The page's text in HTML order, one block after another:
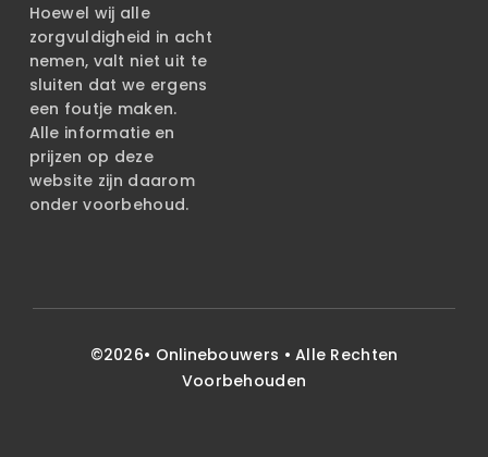
Hoewel wij alle
zorgvuldigheid in acht
nemen, valt niet uit te
sluiten dat we ergens
een foutje maken.
Alle informatie en
prijzen op deze
website zijn daarom
onder voorbehoud.
©2026• Onlinebouwers • Alle Rechten
Voorbehouden